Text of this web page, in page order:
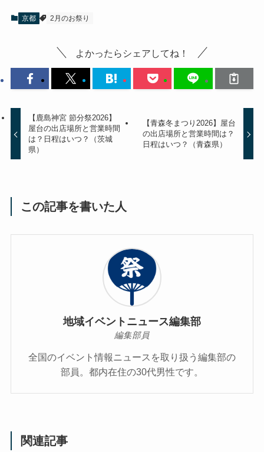
京都 2月のお祭り
よかったらシェアしてね！
【鹿島神宮 節分祭2026】
屋台の出店場所と営業時間
は？日程はいつ？（茨城
県）
【青森冬まつり2026】屋台
の出店場所と営業時間は？
日程はいつ？（青森県）
この記事を書いた人
地域イベントニュース編集部
編集部員
全国のイベント情報ニュースを取り扱う編集部の
部員。都内在住の30代男性です。
関連記事